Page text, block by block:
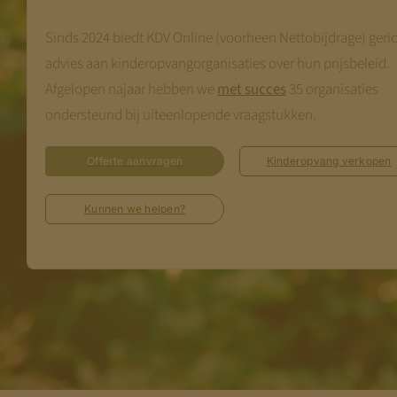
Sinds 2024 biedt KDV Online (voorheen Nettobijdrage)
advies aan kinderopvangorganisaties over hun prijsbeleid.
Afgelopen najaar hebben wemet succes35 organisaties
ondersteund bij uiteenlopende vraagstukken.
Offerte aanvragen Kinderopvang verkopen
Kunnen we helpen?